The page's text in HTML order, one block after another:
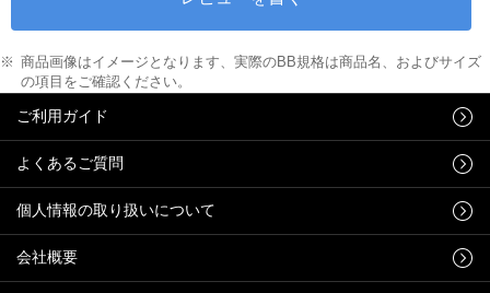
商品画像はイメージとなります、実際のBB規格は商品名、およびサイズ
の項目をご確認ください。
ご利用ガイド
よくあるご質問
個人情報の取り扱いについて
会社概要